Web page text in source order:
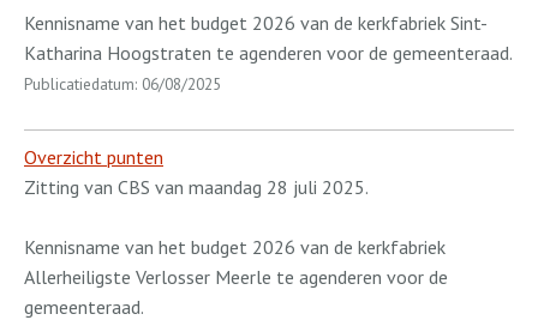
Kennisname van het budget 2026 van de kerkfabriek Sint-
Katharina Hoogstraten te agenderen voor de gemeenteraad.
Publicatiedatum: 06/08/2025
Overzicht punten
Zitting van CBS van maandag 28 juli 2025.
Kennisname van het budget 2026 van de kerkfabriek
Allerheiligste Verlosser Meerle te agenderen voor de
gemeenteraad.